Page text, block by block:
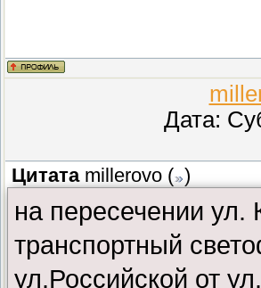
Дата:
Цитата millerovo ( )
на пересечении ул.
транспортный
ул.Российской от